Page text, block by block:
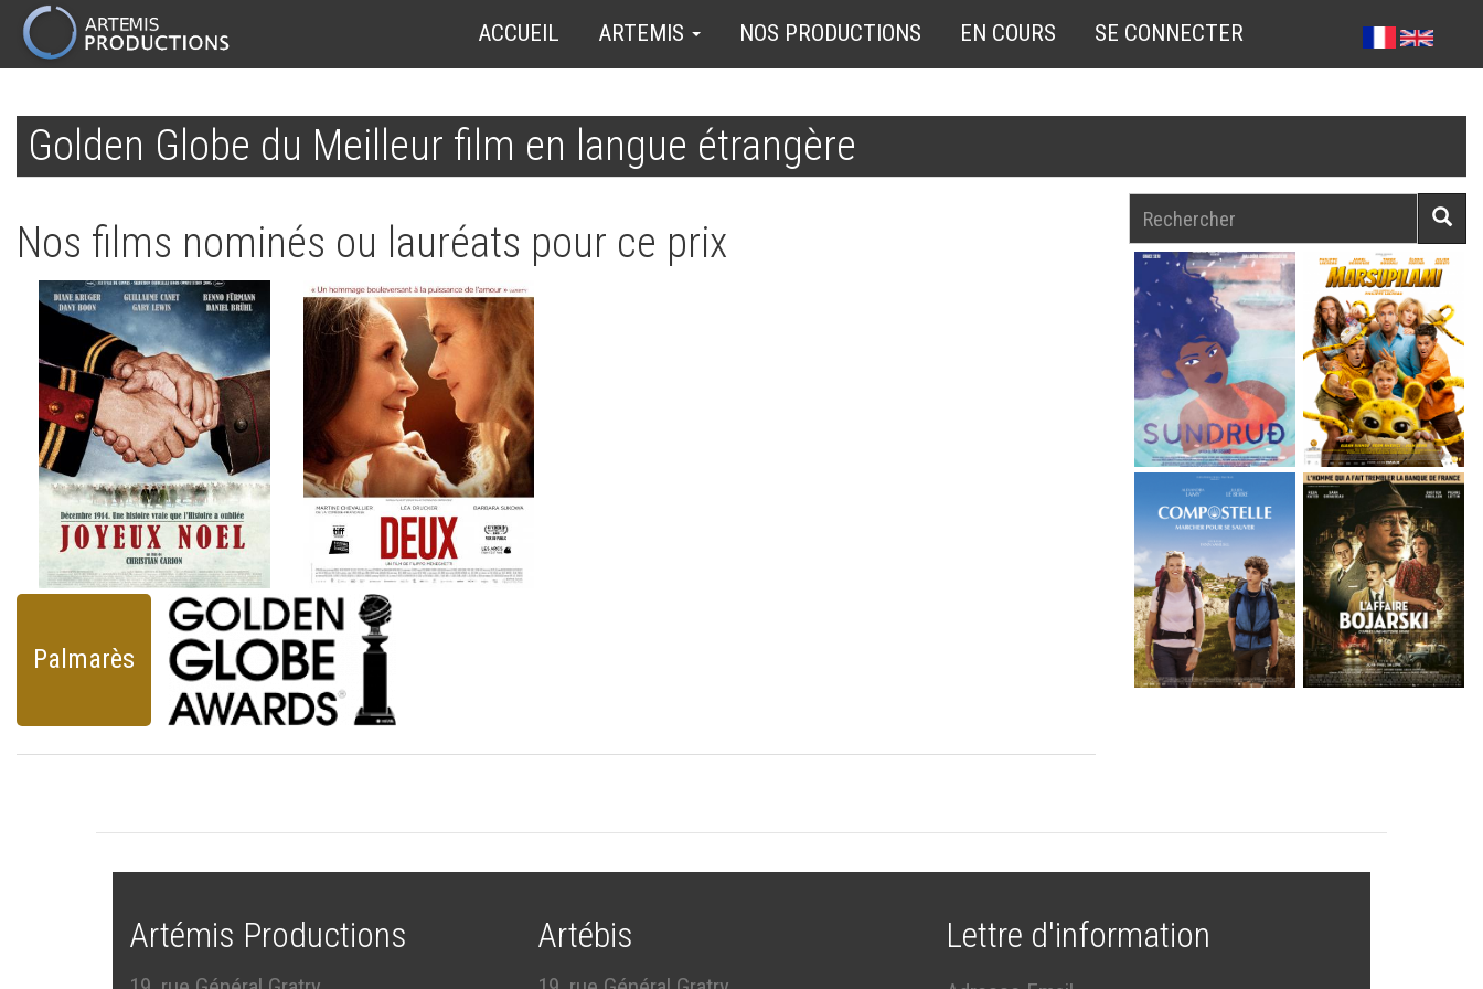
contenu
principal
MAIN
NAVIGATION
ACCUEIL ARTEMIS NOS PRODUCTIONS EN COURS SE CONNECTER
Golden Globe du Meilleur film en langue étrangère
Nos films nominés ou lauréats pour ce prix
Palmarès
Artémis Productions Artébis Lettre d'information